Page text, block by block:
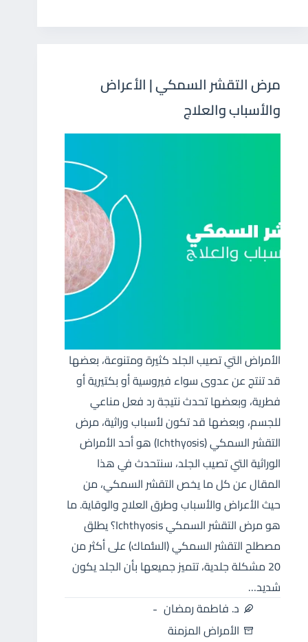
مرض التقشر السمكي | الأعراض
والأسباب والعلاج
الأمراض التي تصيب الجلد كثيرة ومتنوعة، بعضها
قد تنتج عن عدوى سواء فيروسية أو بكتيرية أو
فطرية، وبعضها تحدث نتيجة رد فعل مناعي
للجسم، وبعضها قد تكون لأسباب وراثية، مرض
التقشر السمكي (Ichthyosis) هو أحد الأمراض
الوراثية التي تصيب الجلد، سنتحدث في هذا
المقال عن كل ما يخص التقشر السمكي، من
حيث الأعراض والأسباب وطرق العلاج والوقاية. ما
هو مرض التقشر السمكي Ichthyosis؟ يطلق
مصطلح التقشر السمكي (السُّماك) على أكثر من
20 مشكلة جلدية، تتميز جميعها بأن الجلد يكون
شديد…
د. فاطمة رمضان
الأمراض المزمنة